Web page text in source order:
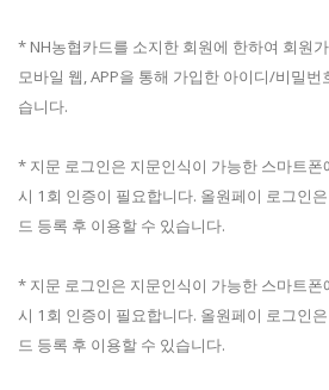
* NH농협카드를 소지한 회원에 한하여 회원
모바일 웹, APP을 통해 가입한 아이디/비밀번
습니다.
* 지문 로그인은 지문인식이 가능한 스마트폰
시 1회 인증이 필요합니다. 올원페이 로그인
드 등록 후 이용할 수 있습니다.
* 지문 로그인은 지문인식이 가능한 스마트폰
시 1회 인증이 필요합니다. 올원페이 로그인
드 등록 후 이용할 수 있습니다.